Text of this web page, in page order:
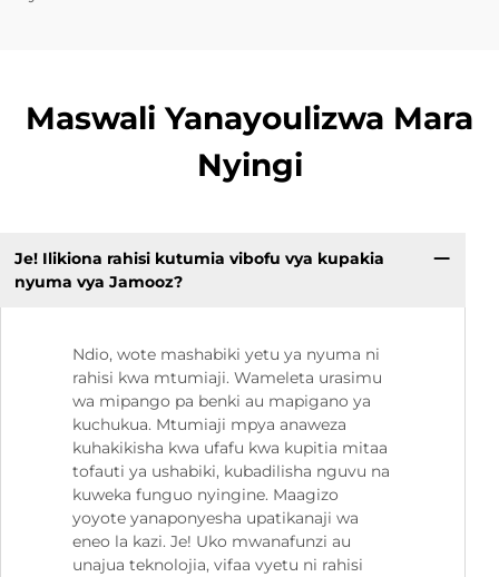
Maswali Yanayoulizwa Mara
Nyingi
Je! Ilikiona rahisi kutumia vibofu vya kupakia
nyuma vya Jamooz?
Ndio, wote mashabiki yetu ya nyuma ni
rahisi kwa mtumiaji. Wameleta urasimu
wa mipango pa benki au mapigano ya
kuchukua. Mtumiaji mpya anaweza
kuhakikisha kwa ufafu kwa kupitia mitaa
tofauti ya ushabiki, kubadilisha nguvu na
kuweka funguo nyingine. Maagizo
yoyote yanaponyesha upatikanaji wa
eneo la kazi. Je! Uko mwanafunzi au
unajua teknolojia, vifaa vyetu ni rahisi